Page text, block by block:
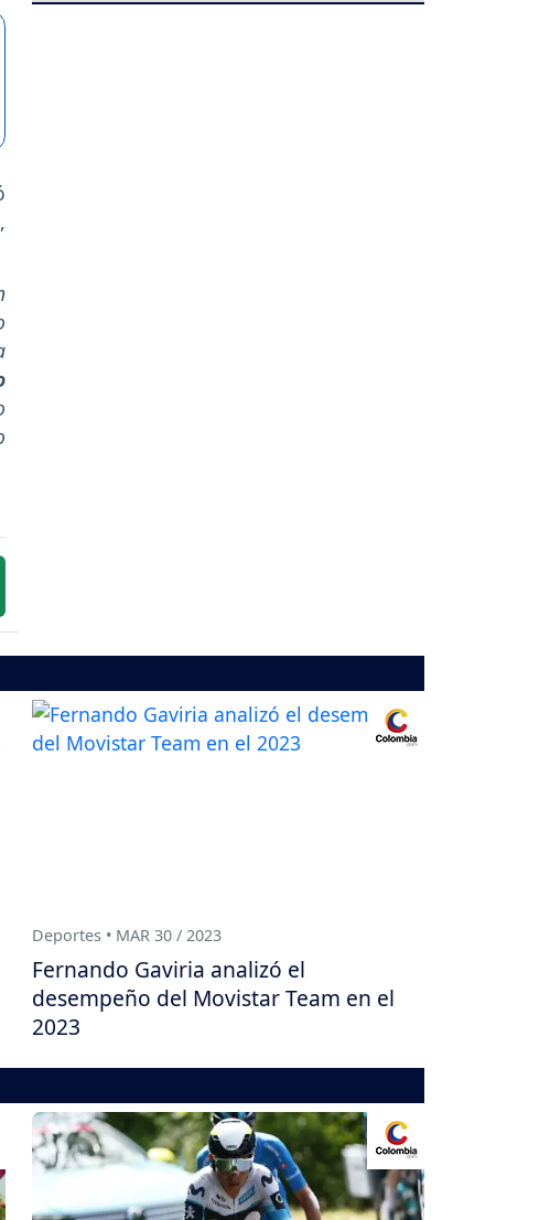
Deportes • MAR 30 / 2023
Fernando Gaviria analizó el
desempeño del Movistar Team en el
2023